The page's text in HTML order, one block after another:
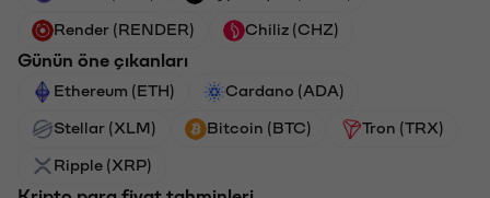
Render (RENDER) Chiliz (CHZ)
Günün öne çıkanları
Ethereum (ETH) Cardano (ADA)
Stellar (XLM) Bitcoin (BTC) Tron (TRX)
Ripple (XRP)
Kripto para fiyat tahminleri